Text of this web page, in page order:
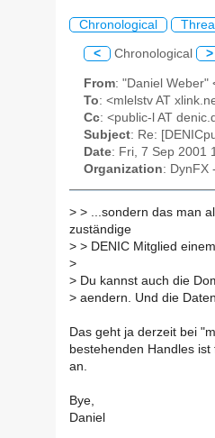
Chronological
< Chronological >
From: "Daniel Weber"
To: <mlelstv AT
Cc: <public-l AT
Subject: Re:
Date: Fri, 7 Sep 2001
Organization: DynFX
> > ...sondern das man
zuständige
> > DENIC Mitglied
>
> Du kannst auch die
> aendern. Und die
Das geht ja derzeit bei
bestehenden Handles
an.
Bye,
Daniel